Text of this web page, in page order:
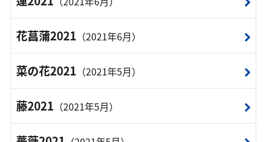
花菖蒲2021 （2021年6月）
菜の花2021 （2021年5月）
藤2021 （2021年5月）